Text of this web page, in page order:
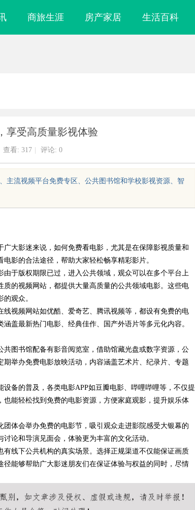
商旅生涯 房产家居 生活百科
享受高质量影视体验
查看: 317 评论: 0
主流视频平台免费专区、公共图书馆和学校影视资源、智
大影迷来说，如何免费看电影，尤其是在保障影视质量和
影的合法途径，帮助大家轻松畅享精彩影片。
于版权期限已过，进入公共领域，观众可以在多个平台上
的视频网站，都提供大量高质量的公共领域电影。这些电
观众。
视频网站如优酷、爱奇艺、腾讯视频等，都设有免费的电
盖最新热门电影、经典佳作、国产外语片等多元化内容。
图书馆配备有影音阅览室，借助馆藏光盘或数字资源，公
举办免费电影放映活动，内容涵盖艺术片、纪录片、专题
备的普及，各类电影APP如豆瓣电影、哔哩哔哩等，不仅提
能轻松找到免费的电影资源，方便家庭观影，提升娱乐体
体会举办免费的电影节，吸引观众走进影院感受大银幕的
论和导演见面会，体验更为丰富的文化活动。
线下公共机构的真实场景。选择正规渠道不仅能保证画质
能够帮助广大影迷朋友们在保证体验与权益的同时，尽情
南